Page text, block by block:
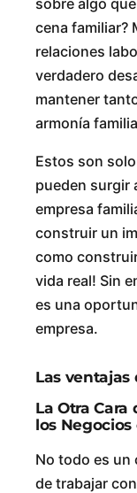
cena familiar?
relaciones
verdadero
mantener
armonía
Estos son
pueden surgir
empresa
construir un
como
vida real! Sin
es una
empresa.
Las
La Otra Cara
los
No todo es un
de trabajar